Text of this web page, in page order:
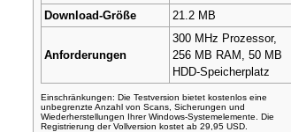
Download-Größe
21.2 MB
Anforderungen
300 MHz Prozessor,
256 MB RAM, 50 MB
HDD-Speicherplatz
Einschränkungen: Die Testversion bietet kostenlos eine
unbegrenzte Anzahl von Scans, Sicherungen und
Wiederherstellungen Ihrer Windows-Systemelemente. Die
Registrierung der Vollversion kostet ab 29,95 USD.